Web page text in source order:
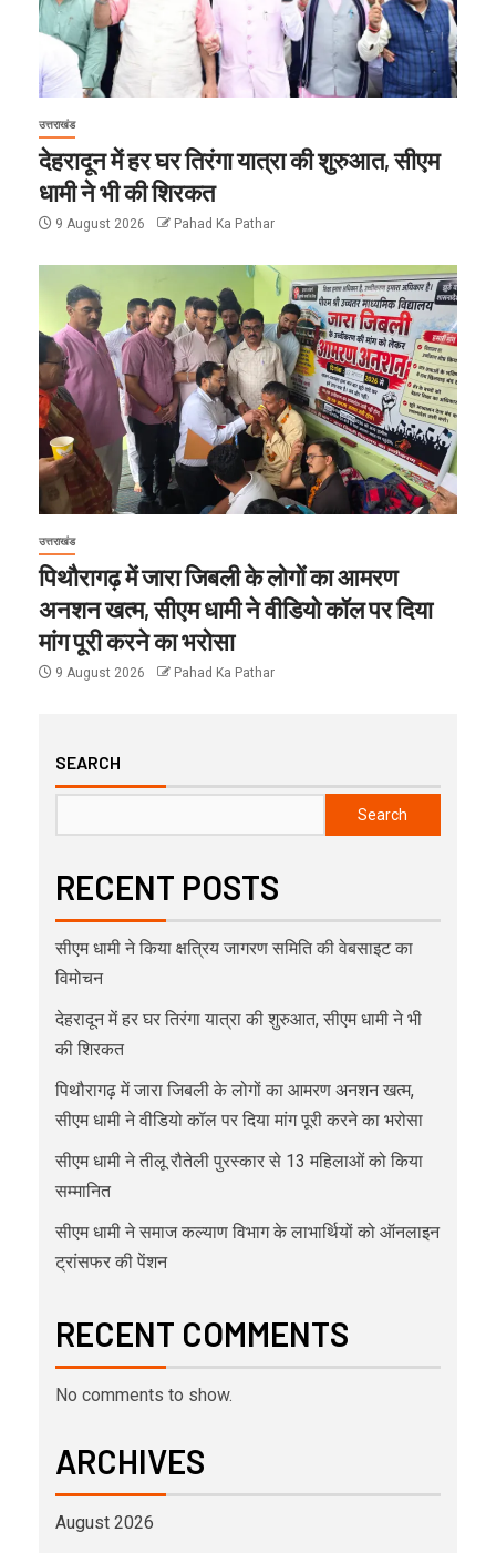
उत्तराखंड
देहरादून में हर घर तिरंगा यात्रा की शुरुआत, सीएम
धामी ने भी की शिरकत
9 August 2026 Pahad Ka Pathar
उत्तराखंड
पिथौरागढ़ में जारा जिबली के लोगों का आमरण
अनशन खत्म, सीएम धामी ने वीडियो कॉल पर दिया
मांग पूरी करने का भरोसा
9 August 2026 Pahad Ka Pathar
SEARCH
Search
RECENT POSTS
सीएम धामी ने किया क्षत्रिय जागरण समिति की वेबसाइट का
विमोचन
देहरादून में हर घर तिरंगा यात्रा की शुरुआत, सीएम धामी ने भी
की शिरकत
पिथौरागढ़ में जारा जिबली के लोगों का आमरण अनशन खत्म,
सीएम धामी ने वीडियो कॉल पर दिया मांग पूरी करने का भरोसा
सीएम धामी ने तीलू रौतेली पुरस्कार से 13 महिलाओं को किया
सम्मानित
सीएम धामी ने समाज कल्याण विभाग के लाभार्थियों को ऑनलाइन
ट्रांसफर की पेंशन
RECENT COMMENTS
No comments to show.
ARCHIVES
August 2026